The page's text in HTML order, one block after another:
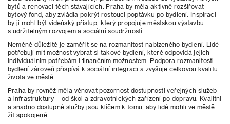
bytů a renovací těch stávajících. Praha by měla aktivně rozšiřovat
bytový fond, aby zvládla pokrýt rostoucí poptávku po bydlení. Inspirací
by jí mohl být vídeňský přístup, který propojuje městskou výstavbu
s udržitelným rozvojem a sociální soudržností.
Neméně důležité je zaměřit se na rozmanitost nabízeného bydlení. Lidé
potřebují mít možnost vybrat si takové bydlení, které odpovídá jejich
individuálním potřebám i finančním možnostem. Podpora rozmanitosti
bydlení zároveň přispívá k sociální integraci a zvyšuje celkovou kvalitu
života ve městě.
Praha by rovněž měla věnovat pozornost dostupnosti veřejných služeb
a infrastruktury – od škol a zdravotnických zařízení po dopravu. Kvalitní
a snadno dostupné služby jsou klíčem k tomu, aby lidé mohli ve městě
žít spokojeně.